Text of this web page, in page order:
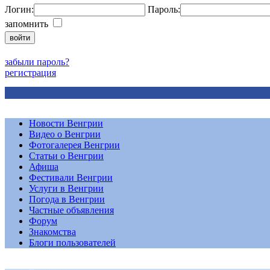
Логин:
Пароль:
запомнить
забыли пароль?
регистрация
Новости Венгрии
Видео о Венгрии
Фотогалерея Венгрии
Статьи о Венгрии
Афиша
Фестивали Венгрии
Услуги в Венгрии
Погода в Венгрии
Частные объявления
Форум
Знакомства
Блоги пользователей